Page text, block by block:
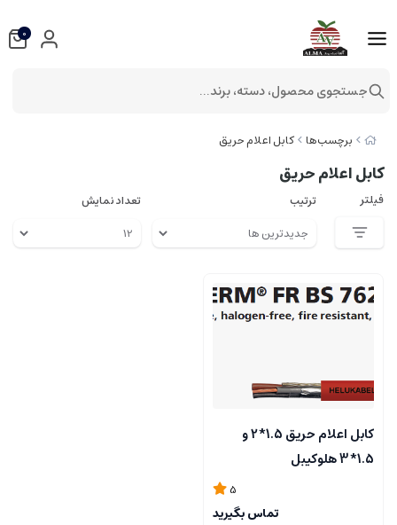
برچسب‌ها کابل اعلام حریق
کابل اعلام حریق
فیلتر ترتیب تعداد نمایش
کابل اعلام حریق 1.5*2 و
1.5*3 هلوکیبل
5
تماس بگیرید
0
جستجوی محصول، دسته، برند...